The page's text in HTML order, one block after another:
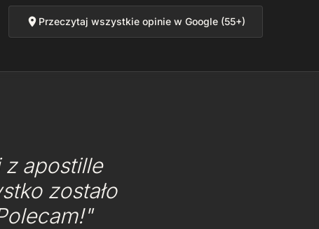
Przeczytaj wszystkie opinie w Google (55+)
apostille
zostało